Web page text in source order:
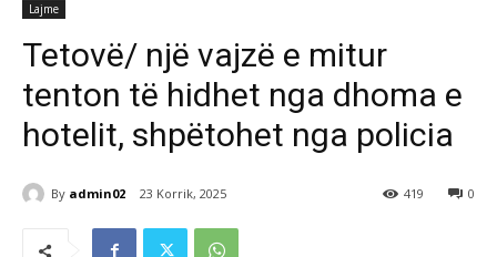
Lajme
Tetovë/ një vajzë e mitur
tenton të hidhet nga dhoma e
hotelit, shpëtohet nga policia
By admin02 23 Korrik, 2025 0
419